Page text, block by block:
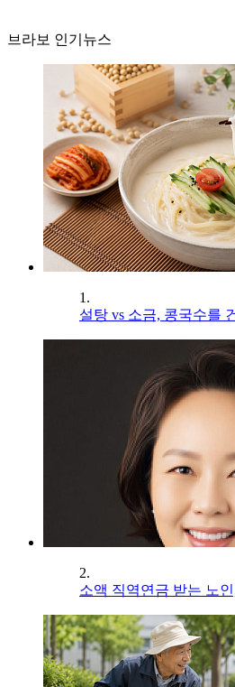
브라보 인기뉴스
1.
설탕 vs 소금, 콩국수를
2.
소액 직역연금 받는 노